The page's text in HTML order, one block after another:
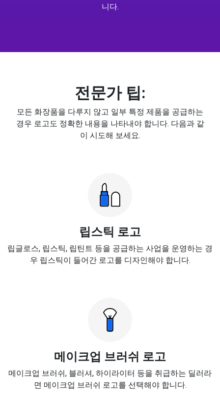
니다.
전문가 팁:
모든 화장품을 다루지 않고 일부 특정 제품을 공급하는
경우 로고도 정확한 내용을 나타내야 합니다. 다음과 같
이 시도해 보세요.
립스틱 로고
립글로스, 립스틱, 립틴트 등을 공급하는 사업을 운영하는 경
우 립스틱이 들어간 로고를 디자인해야 합니다.
메이크업 브러쉬 로고
메이크업 브러쉬, 블러셔, 하이라이터 등을 취급하는 딜러라
면 메이크업 브러쉬 로고를 선택해야 합니다.